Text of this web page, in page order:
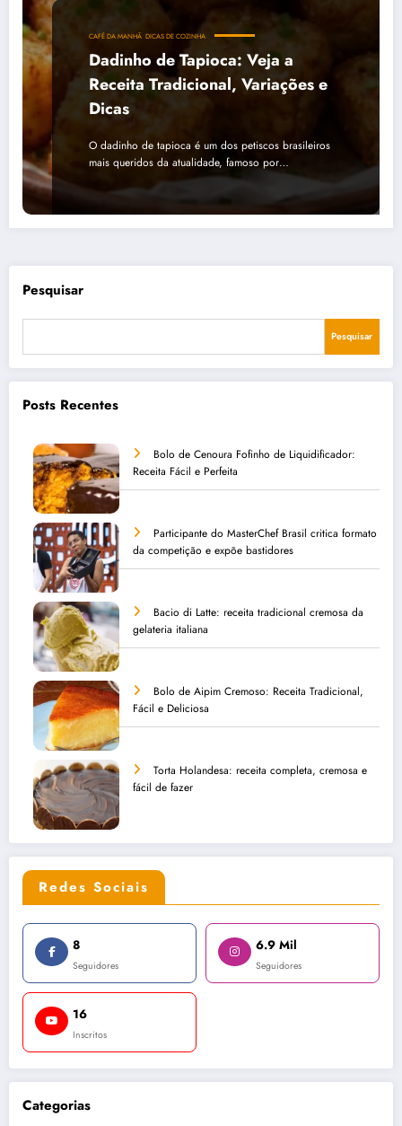
CAFÉ DA MANHÃ DICAS DE COZINHA
Dadinho de Tapioca: Veja a
Receita Tradicional, Variações e
Dicas
O dadinho de tapioca é um dos petiscos brasileiros
mais queridos da atualidade, famoso por…
Pesquisar
Pesquisar
Posts Recentes
Bolo de Cenoura Fofinho de Liquidificador:
Receita Fácil e Perfeita
Participante do MasterChef Brasil critica formato
da competição e expõe bastidores
Bacio di Latte: receita tradicional cremosa da
gelateria italiana
Bolo de Aipim Cremoso: Receita Tradicional,
Fácil e Deliciosa
Torta Holandesa: receita completa, cremosa e
fácil de fazer
Redes Sociais
8
Seguidores
6.9 Mil
Seguidores
16
Inscritos
Categorias